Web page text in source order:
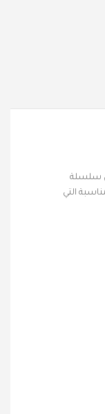
من سلسلة
التي